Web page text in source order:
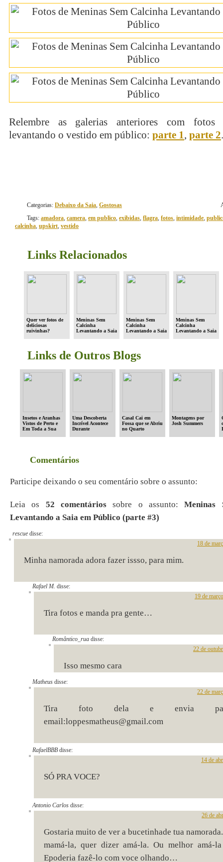
Relembre as galerias anteriores com fotos
levantando o vestido em público: parte 1, parte 2.
Categorias: Debaixo da Saia, Gostosas
Tags: amadora, camera, em publico, exibidas, flagra, fotos, intimidade,
calcinha, upskirt, vestido
Links Relacionados
Quer ver fotos de
deliciosas
ruivinhas?
Meninas Sem
Calcinha
Levantando a Saia
Meninas Sem
Calcinha
Levantando a Saia
Meninas Sem
Calcinha
Levantando a Saia
Links de Outros Blogs
Insetos e Aranhas
Vistos de Perto e
Em Toda a Sua
Uma Descoberta
Incrível Acontece
Durante
Casal Cai em
Fossa que se Abriu
no Quarto
Montagens por
Josh Summers
Comentários
Participe deixando o seu comentário sobre o assunto:
Leia os 52 comentários sobre o assunto:Meninas
Levantando a Saia em Público (parte #3)
rescue disse:
18 de
Minha namorada adora fazer issso, para mim.
Rafael M. disse:
19 de
Tira fotos e manda pra gente…
Romântico_rua disse:
22 de
Isso mesmo cara
Matheus disse:
22 de
Tira foto dela e envia
email:loppesmatheus@gmail.com
RafaelBBB disse:
14 de
SÓ PRA VOCE?
Antonio Carlos disse:
26 de
Gostaria muito de ver a bucetinhade tua
mamá-la, quer dizer amá-la. Ou melhor amá-
Epoderia fazê-lo com voce olhando…